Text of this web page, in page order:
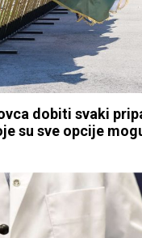
dobiti svaki
su sve opcije